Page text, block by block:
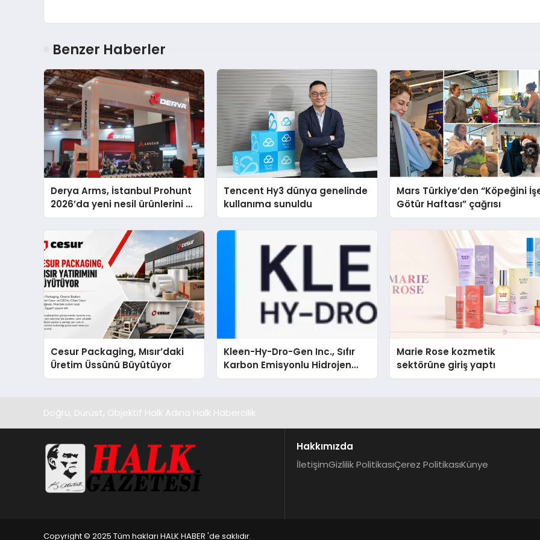
Benzer Haberler
Derya Arms, İstanbul Prohunt
2026’da yeni nesil ürünlerini ve
global marka vizyonunu
Tencent Hy3 dünya genelinde
kullanıma sunuldu
Mars Türkiye’den “Köpeğini
Götür Haftası” çağrısı
Cesur Packaging, Mısır’daki
Üretim Üssünü Büyütüyor
Kleen-Hy-Dro-Gen Inc., Sıfır
Karbon Emisyonlu Hidrojen
Isıtma Teknolojisinde ISO ve
Marie Rose kozmetik
sektörüne giriş yaptı
Doğru, Dürüst, Objektif Halk Adına Halk Habercilik
Hakkımızda
İletişimGizlilik PolitikasıÇerez PolitikasıKünye
Copyright © 2025 Tüm hakları HALK HABER 'de saklıdır.